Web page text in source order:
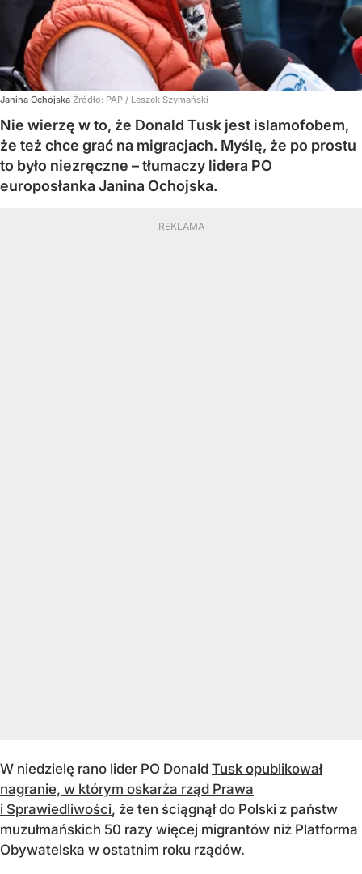
Janina Ochojska Źródło: PAP / Leszek Szymański
Nie wierzę w to, że Donald Tusk jest islamofobem,
że też chce grać na migracjach. Myślę, że po prostu
to było niezręczne – tłumaczy lidera PO
europosłanka Janina Ochojska.
W niedzielę rano lider PO Donald Tusk opublikował
nagranie, w którym oskarża rząd Prawa
i Sprawiedliwości, że ten ściągnął do Polski z państw
muzułmańskich 50 razy więcej migrantów niż Platforma
Obywatelska w ostatnim roku rządów.